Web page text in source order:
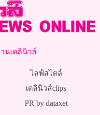
นเดลินิวส์
ไลฟ์สไตล์
เดลินิวส์clips
PR by dataxet